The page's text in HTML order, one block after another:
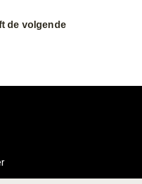
de volgende